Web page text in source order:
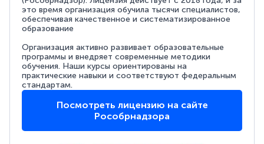
это время организация обучила тысячи специалистов,
обеспечивая качественное и систематизированное
образование
Организация активно развивает образовательные
программы и внедряет современные методики
обучения. Наши курсы ориентированы на
практические навыки и соответствуют федеральным
стандартам.
Посмотреть лицензию на сайте
Рособрнадзора